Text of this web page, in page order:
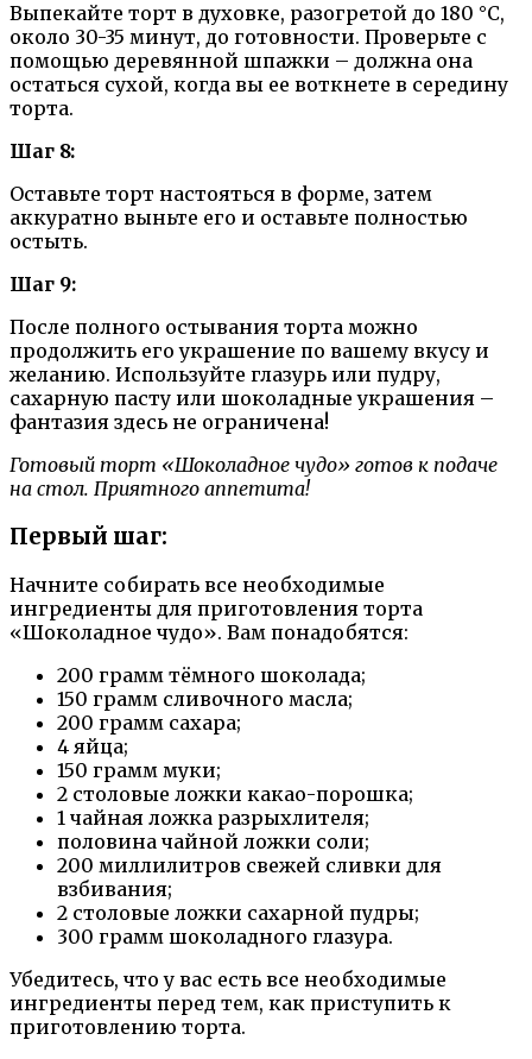
Выпекайте торт в духовке, разогретой до 180 °C,
около 30-35 минут, до готовности. Проверьте с
помощью деревянной шпажки – должна она
остаться сухой, когда вы ее воткнете в середину
торта.
Шаг 8:
Оставьте торт настояться в форме, затем
аккуратно выньте его и оставьте полностью
остыть.
Шаг 9:
После полного остывания торта можно
продолжить его украшение по вашему вкусу и
желанию. Используйте глазурь или пудру,
сахарную пасту или шоколадные украшения –
фантазия здесь не ограничена!
Готовый торт «Шоколадное чудо» готов к подаче
на стол. Приятного аппетита!
Первый шаг:
Начните собирать все необходимые
ингредиенты для приготовления торта
«Шоколадное чудо». Вам понадобятся:
200 грамм тёмного шоколада;
150 грамм сливочного масла;
200 грамм сахара;
4 яйца;
150 грамм муки;
2 столовые ложки какао-порошка;
1 чайная ложка разрыхлителя;
половина чайной ложки соли;
200 миллилитров свежей сливки для
взбивания;
2 столовые ложки сахарной пудры;
300 грамм шоколадного глазура.
Убедитесь, что у вас есть все необходимые
ингредиенты перед тем, как приступить к
приготовлению торта.